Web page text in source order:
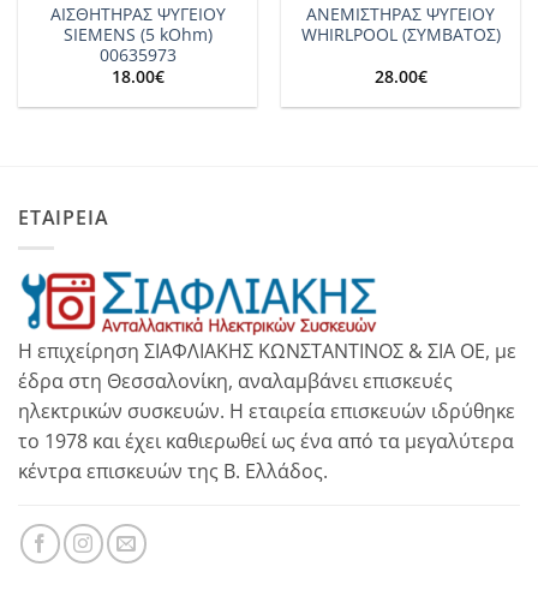
ΑΙΣΘΗΤΗΡΑΣ ΨΥΓΕΙΟΥ
SIEMENS (5 kOhm)
00635973
18.00€
ΑΝΕΜΙΣΤΗΡΑΣ ΨΥΓΕΙΟΥ
WHIRLPOOL (ΣΥΜΒΑΤΟΣ)
28.00€
ΕΤΑΙΡΕΙΑ
Η επιχείρηση ΣΙΑΦΛΙΑΚΗΣ ΚΩΝΣΤΑΝΤΙΝΟΣ & ΣΙΑ ΟΕ, με
έδρα στη Θεσσαλονίκη, αναλαμβάνει επισκευές
ηλεκτρικών συσκευών. Η εταιρεία επισκευών ιδρύθηκε
το 1978 και έχει καθιερωθεί ως ένα από τα μεγαλύτερα
κέντρα επισκευών της Β. Ελλάδος.